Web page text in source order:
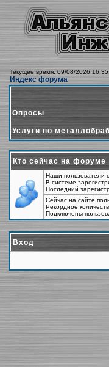
Текущее время: 09/08/2026
Индекс форума
Опросы
Услуги по
Кто сейчас на форуме
Наши пользователи
В системе
Последний
Сейчас на сайте
Рекордное
Подключены
Вход